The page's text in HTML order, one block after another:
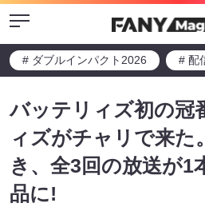
Menu
# ダブルインパクト2026 # 配
バッテリィズ初の冠
ィズがチャリで来た
き、全3回の放送が1
品に!